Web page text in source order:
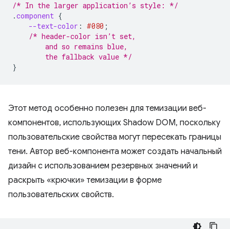
/* In the larger application’s style: */
.component {
--text-color : #080 ;
/* header-color isn’t set,
        and so remains blue,
        the fallback value */
}
Этот метод особенно полезен для темизации веб-
компонентов, использующих Shadow DOM, поскольку
пользовательские свойства могут пересекать границы
тени. Автор веб-компонента может создать начальный
дизайн с использованием резервных значений и
раскрыть «крючки» темизации в форме
пользовательских свойств.